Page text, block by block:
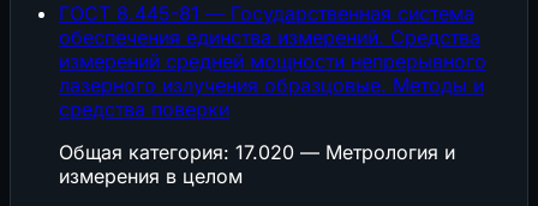
ГОСТ 8.445-81 — Государственная система
обеспечения единства измерений. Средства
измерений средней мощности непрерывного
лазерного излучения образцовые. Методы и
средства поверки
Общая категория: 17.020 — Метрология и
измерения в целом